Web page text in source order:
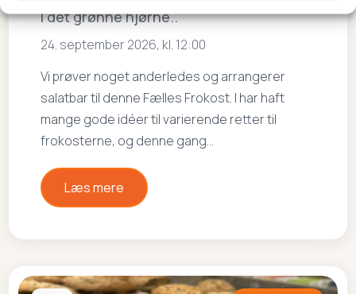
I det grønne hjørne..
24. september 2026, kl. 12:00
Vi prøver noget anderledes og arrangerer
salatbar til denne Fælles Frokost. I har haft
mange gode idéer til varierende retter til
frokosterne, og denne gang…
Læs mere